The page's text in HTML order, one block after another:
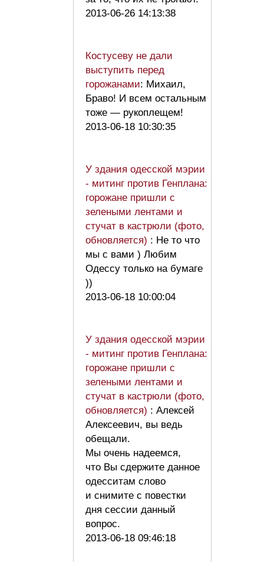
2013-06-26 14:13:38
Костусеву не дали
выступить перед
горожанами: Михаил,
Браво! И всем остальным
тоже — рукоплещем!
2013-06-18 10:30:35
У здания одесской мэрии
- митинг против Генплана:
горожане пришли с
зелеными лентами и
стучат в кастрюли (фото,
обновляется) : Не то что
мы с вами ) Любим
Одессу только на бумаге
))
2013-06-18 10:00:04
У здания одесской мэрии
- митинг против Генплана:
горожане пришли с
зелеными лентами и
стучат в кастрюли (фото,
обновляется) : Алексей
Алексеевич, вы ведь
обещали.
Мы очень надеемся,
что Вы сдержите данное
одесситам слово
и снимите с повестки
дня сессии данный
вопрос.
2013-06-18 09:46:18